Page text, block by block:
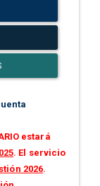
estará
. El servicio
2026.